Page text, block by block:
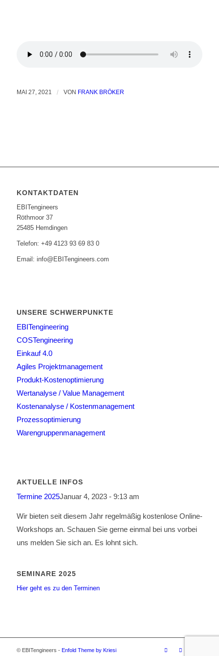
MAI 27, 2021 / VON FRANK BRÖKER
KONTAKTDATEN
EBITengineers
Röthmoor 37
25485 Hemdingen
Telefon: +49 4123 93 69 83 0
Email: info@EBITengineers.com
UNSERE SCHWERPUNKTE
EBITengineering
COSTengineering
Einkauf 4.0
Agiles Projektmanagement
Produkt-Kostenoptimierung
Wertanalyse / Value Management
Kostenanalyse / Kostenmanagement
Prozessoptimierung
Warengruppenmanagement
AKTUELLE INFOS
Termine 2025Januar 4, 2023 - 9:13 am
Wir bieten seit diesem Jahr regelmäßig kostenlose Online-
Workshops an. Schauen Sie gerne einmal bei uns vorbei
uns melden Sie sich an. Es lohnt sich.
SEMINARE 2025
Hier geht es zu den Terminen
© EBITengineers - Enfold Theme by Kriesi